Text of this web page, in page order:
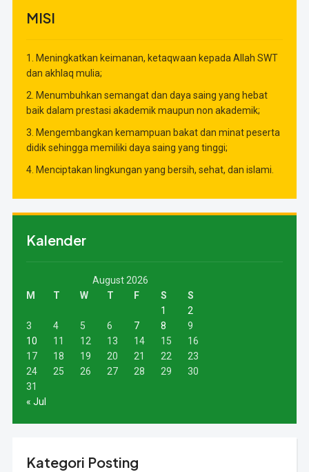
MISI
1. Meningkatkan keimanan, ketaqwaan kepada Allah SWT
dan akhlaq mulia;
2. Menumbuhkan semangat dan daya saing yang hebat
baik dalam prestasi akademik maupun non akademik;
3. Mengembangkan kemampuan bakat dan minat peserta
didik sehingga memiliki daya saing yang tinggi;
4. Menciptakan lingkungan yang bersih, sehat, dan islami.
Kalender
August 2026
M
T W T F S
S
1
2
3
4 5 6 7 8
9
10
11 12 13 14 15
16
17
18 19 20 21 22
23
24
25 26 27 28 29
30
31
« Jul
Kategori Posting